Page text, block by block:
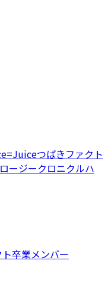
つばきファクト
ロージークロニクルハ
卒業メンバー